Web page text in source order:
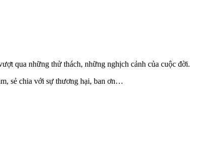
qua những thử thách, những nghịch cảnh của cuộc đời.
sẻ chia với sự thương hại, ban ơn…